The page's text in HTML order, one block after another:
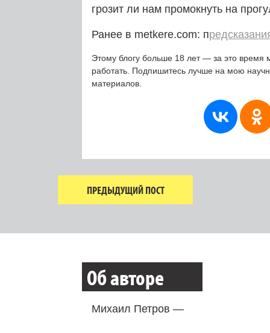
грозит ли нам промокнуть на
Ранее в metkere.com: п
Этому блогу больше 18 лет — за это время
работать. Подпишитесь лучше на мою
материалов.
ПРЕДЫДУЩИЙ ПОСТ
Об авторе
Михаил Петров —